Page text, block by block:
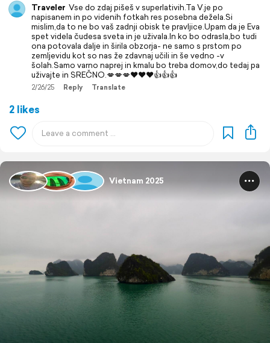
Traveler Vse do zdaj pišeš v superlativih.Ta V.je po
napisanem in po videnih fotkah res posebna dežela.Si
mislim,da to ne bo vaš zadnji obisk te pravljice.Upam da je Eva
spet videla čudesa sveta in je uživala.In ko bo odrasla,bo tudi
ona potovala dalje in širila obzorja- ne samo s prstom po
zemljevidu kot so nas že zdavnaj učili in še vedno -v
šolah.Samo varno naprej in kmalu bo treba domov,do tedaj pa
uživajte in SREČNO.💋💋💋❤️❤️❤️👍👍👍
2/26/25 Reply Translate
2 likes
Vietnam 2025